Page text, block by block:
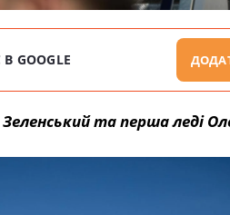
GOOGLE
та перша леді